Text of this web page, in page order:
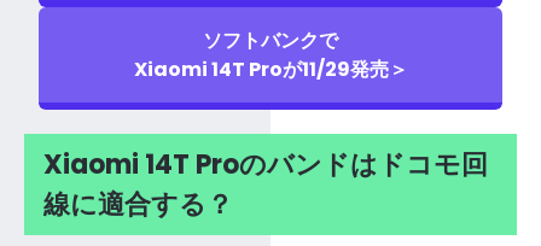
ソフトバンクで
Xiaomi 14T Proが11/29発売＞
Xiaomi 14T Proのバンドはドコモ回
線に適合する？